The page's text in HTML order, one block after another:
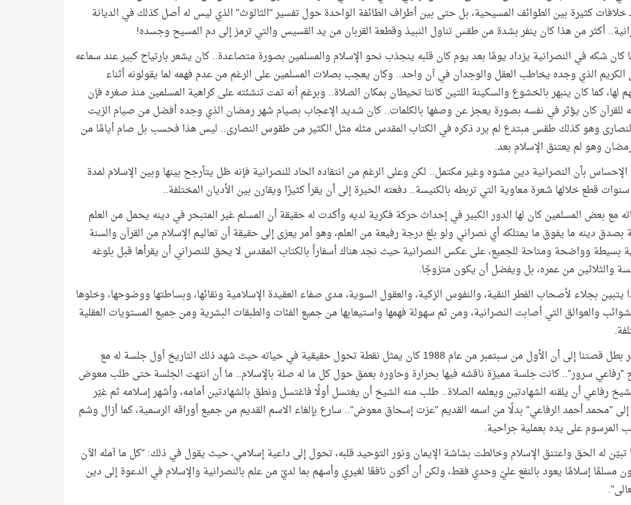
كثيرة بين الطوائف المسيحية، بل حتى بين أطراف الطائفة الواحدة حول تفسير "الثالوث" الذي ليس له أصل كذلك في الديانة
أكثر من هذا كان ينفر بشدة من طقس تناول النبيذ وقطعة القربان من يد القسيس والتي ترمز إلى دم المسيح وجسده!
كان شكه في النصرانية يزداد يومًا بعد يوم كان قلبه ينجذب نحو الإسلام والمسلمين بصورة متصاعدة.. كان يشعر بارتياح كبير عند سماعه
الكريم الذي وجده يخاطب العقل والوجدان في آن واحد.. وكان يعجب بصلات المسلمين على الرغم من عدم فهمه لما يقولونه أثناء
لها، كما كان ينبهر بالخشوع والسكينة اللتين كانتا تحيطان بمكان الصلاة.. وبرغم أنه تمت تنشئته على كراهية المسلمين منذ صغره فإن
للقرآن كان يؤثر في نفسه بصورة يعجز عن وصفها بالكلمات.. كان شديد الإعجاب بصيام شهر رمضان الذي وجده أفضل من صيام الزيت
وهو كذلك طقس مبتدع لم يرد ذكره في الكتاب المقدس مثله مثل الكثير من طقوس النصارى.. ليس هذا فحسب بل صام أيامًا من
وهو لم يعتنق الإسلام بعد.
الإحساس بأن النصرانية دين مشوه وغير مكتمل.. لكن وعلى الرغم من انتقاده الحاد للنصرانية فإنه ظل يتأرجح بينها وبين الإسلام لمدة
قطع خلالها شعرة معاوية التي تربطه بالكنيسة.. دفعته الحيرة إلى أن يقرأ كثيرًا ويقارن بين الأديان المختلفة..
مع بعض المسلمين كان لها الدور الكبير في إحداث حركة فكرية لديه وأكدت له حقيقة أن المسلم غير المتبحر في دينه يحمل من العلم
بصدق دينه ما يفوق ما يمتلكه أي نصراني ولو بلغ درجة رفيعة من العلم، وهو أمر يعزى إلى حقيقة أن تعاليم الإسلام من القرآن والسنة
بسيطة وواضحة ومتاحة للجميع، على عكس النصرانية حيث نجد هناك أسفاراً بالكتاب المقدس لا يحق للنصراني أن يقرأها قبل بلوغه
والثلاثين من عمره، بل ويفضل أن يكون متزوجًا.
يتبين بجلاء لأصحاب الفطر النقية، والنفوس الزكية، والعقول السوية، مدى صفاء العقيدة الإسلامية ونقائها، وبساطتها ووضوحها، وخلوها
والعوالق التي أصابت النصرانية، ومن ثم سهولة فهمها واستيعابها من جميع الفئات والطبقات البشرية ومن جميع المستويات العقلية
ويشير بطل قصتنا إلى أن الأول من سبتمبر من عام 1988 كان يمثل نقطة تحول حقيقية في حياته حيث شهد ذلك التاريخ أول جلسة له مع
"رفاعي سرور".. كانت جلسة مميزة ناقشه فيها بحرارة وحاوره بعمق حول كل ما له صلة بالإسلام.. ما أن انتهت الجلسة حتى طلب معوض
رفاعي أن يلقنه الشهادتين ويعلمه الصلاة.. طلب منه الشيخ أن يغتسل أولًا فاغتسل ونطق بالشهادتين أمامه، وأشهر إسلامه ثم غيّر
"محمد أحمد الرفاعي" بدلًا من اسمه القديم "عزت إسحاق معوض".. سارع بإلغاء الاسم القديم من جميع أوراقه الرسمية، كما أزال وشم
المرسوم على يده بعملية جراحية.
تبيّن له الحق واعتنق الإسلام وخالطت بشاشة الإيمان ونور التوحيد قلبه، تحول إلى داعية إسلامي، حيث يقول في ذلك: "كل ما آمله الآن
مسلمًا إسلامًا يعود بالنفع عليّ وحدي فقط، ولكن أن أكون نافعًا لغيري وأسهم بما لديّ من علم بالنصرانية والإسلام في الدعوة إلى دين